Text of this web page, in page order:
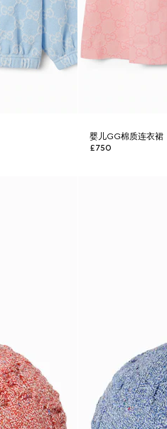
婴儿GG棉质连衣裙
£750